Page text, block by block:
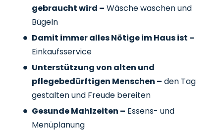
gebraucht wird – Wäsche waschen und
Bügeln
Damit immer alles Nötige im Haus ist –
Einkaufsservice
Unterstützung von alten und
pflegebedürftigen Menschen – den Tag
gestalten und Freude bereiten
Gesunde Mahlzeiten – Essens- und
Menüplanung